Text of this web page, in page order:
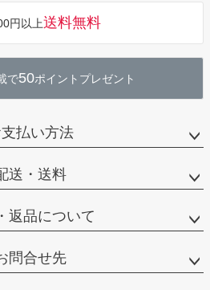
円以上送料無料
で50ポイントプレゼント
払い方法
送・送料
返品について
問合せ先